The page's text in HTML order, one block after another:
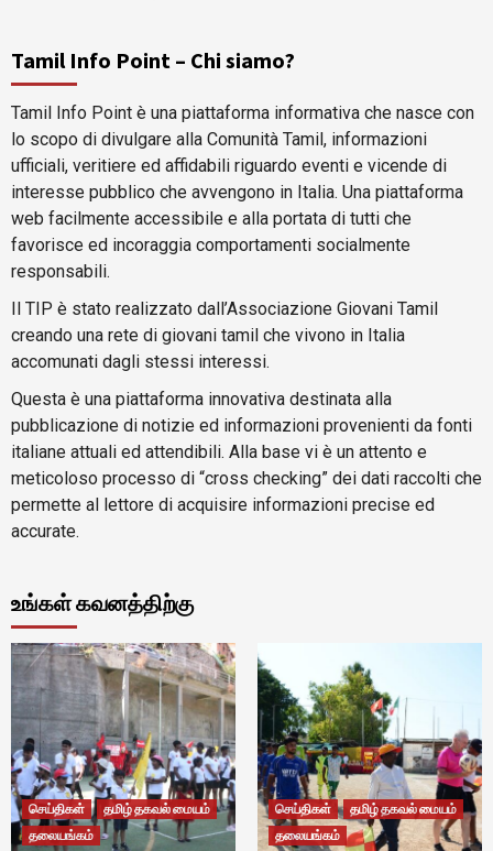
Tamil Info Point – Chi siamo?
Tamil Info Point è una piattaforma informativa che nasce con
lo scopo di divulgare alla Comunità Tamil, informazioni
ufficiali, veritiere ed affidabili riguardo eventi e vicende di
interesse pubblico che avvengono in Italia. Una piattaforma
web facilmente accessibile e alla portata di tutti che
favorisce ed incoraggia comportamenti socialmente
responsabili.
Il TIP è stato realizzato dall’Associazione Giovani Tamil
creando una rete di giovani tamil che vivono in Italia
accomunati dagli stessi interessi.
Questa è una piattaforma innovativa destinata alla
pubblicazione di notizie ed informazioni provenienti da fonti
italiane attuali ed attendibili. Alla base vi è un attento e
meticoloso processo di “cross checking” dei dati raccolti che
permette al lettore di acquisire informazioni precise ed
accurate.
உங்கள் கவனத்திற்கு
செய்திகள்
தமிழ் தகவல் மையம்
தலையங்கம்
செய்திகள்
தமிழ் தகவல் மையம்
தலையங்கம்